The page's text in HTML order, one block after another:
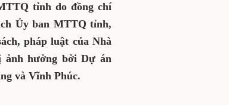
tỉnh do đồng chí
Ủy ban MTTQ tỉnh,
pháp luật của Nhà
ảnh hưởng bởi Dự án
và Vĩnh Phúc.